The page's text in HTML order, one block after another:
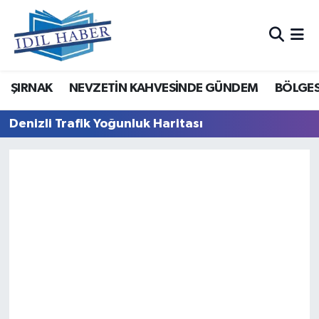
ŞIRNAK NEVZETİN KAHVESİNDE GÜNDEM
Denizli Trafik Yoğunluk Haritası
Nöbetçi Eczaneler
Hava Durumu
Trafik Durumu